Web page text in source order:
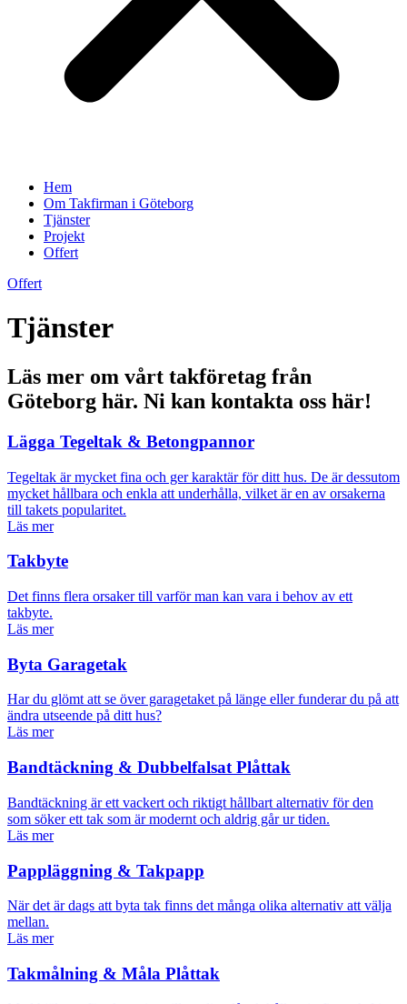
Hem
Om Takfirman i Göteborg
Tjänster
Projekt
Offert
Offert
Tjänster
Läs mer om vårt takföretag från
Göteborg här. Ni kan kontakta oss här!
Lägga Tegeltak & Betongpannor
Tegeltak är mycket fina och ger karaktär för ditt hus. De är dessutom
mycket hållbara och enkla att underhålla, vilket är en av orsakerna
till takets popularitet.
Läs mer
Takbyte
Det finns flera orsaker till varför man kan vara i behov av ett
takbyte.
Läs mer
Byta Garagetak
Har du glömt att se över garagetaket på länge eller funderar du på att
ändra utseende på ditt hus?
Läs mer
Bandtäckning & Dubbelfalsat Plåttak
Bandtäckning är ett vackert och riktigt hållbart alternativ för den
som söker ett tak som är modernt och aldrig går ur tiden.
Läs mer
Pappläggning & Takpapp
När det är dags att byta tak finns det många olika alternativ att välja
mellan.
Läs mer
Takmålning & Måla Plåttak